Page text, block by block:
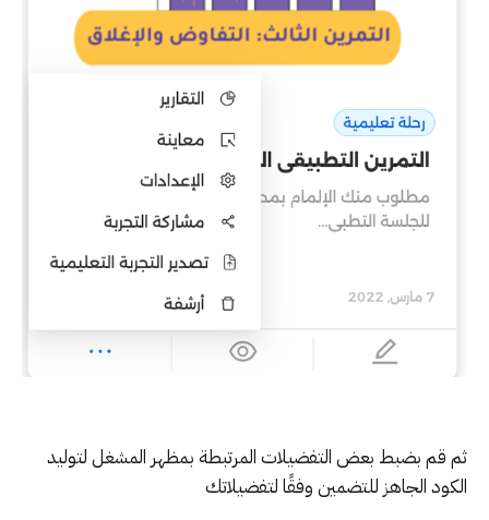
ثم قم بضبط بعض التفضيلات المرتبطة بمظهر المشغل لتوليد
الكود الجاهز للتضمين وفقًا لتفضيلاتك